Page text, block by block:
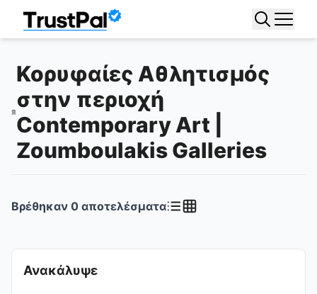
Κορυφαίες Αθλητισμός
στην περιοχή
Contemporary Art |
Zoumboulakis Galleries
Ανακάλυψε
Βρέθηκαν 0 αποτελέσματα